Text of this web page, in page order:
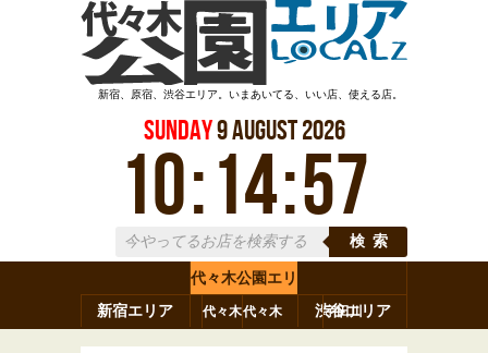
新宿、原宿、渋谷エリア。いまあいてる、いい店、使える店。
Sunday9August2026
10:14:57
検索
新宿エリア
代々木公園エリ
ア
渋谷エリア
原宿 代々木参宮橋
代々木
八幡
代々木
上原 神山町
宇田川
町 神南